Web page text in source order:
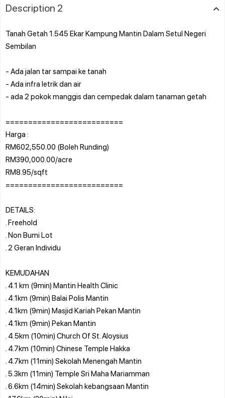
Description 2
Tanah Getah 1.545 Ekar Kampung Mantin Dalam Setul Negeri
Sembilan
- Ada jalan tar sampai ke tanah
- Ada infra letrik dan air
- ada 2 pokok manggis dan cempedak dalam tanaman getah
==========================
Harga :
RM602,550.00 (Boleh Runding)
RM390,000.00/acre
RM8.95/sqft
==========================
DETAILS:
. Freehold
. Non Bumi Lot
. 2 Geran Individu
KEMUDAHAN
. 4.1 km (9min) Mantin Health Clinic
. 4.1km (9min) Balai Polis Mantin
. 4.1km (9min) Masjid Kariah Pekan Mantin
. 4.1km (9min) Pekan Mantin
. 4.5km (10min) Church Of St. Aloysius
. 4.7km (10min) Chinese Temple Hakka
. 4.7km (11min) Sekolah Menengah Mantin
. 5.3km (11min) Temple Sri Maha Mariamman
. 6.6km (14min) Sekolah kebangsaan Mantin